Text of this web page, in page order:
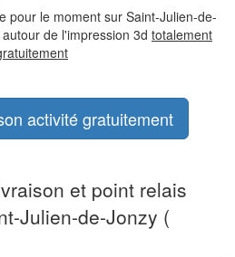
pour le moment sur Saint-Julien-de-
de l'impression 3d totalement
activité gratuitement
et point relais
Julien-de-Jonzy (